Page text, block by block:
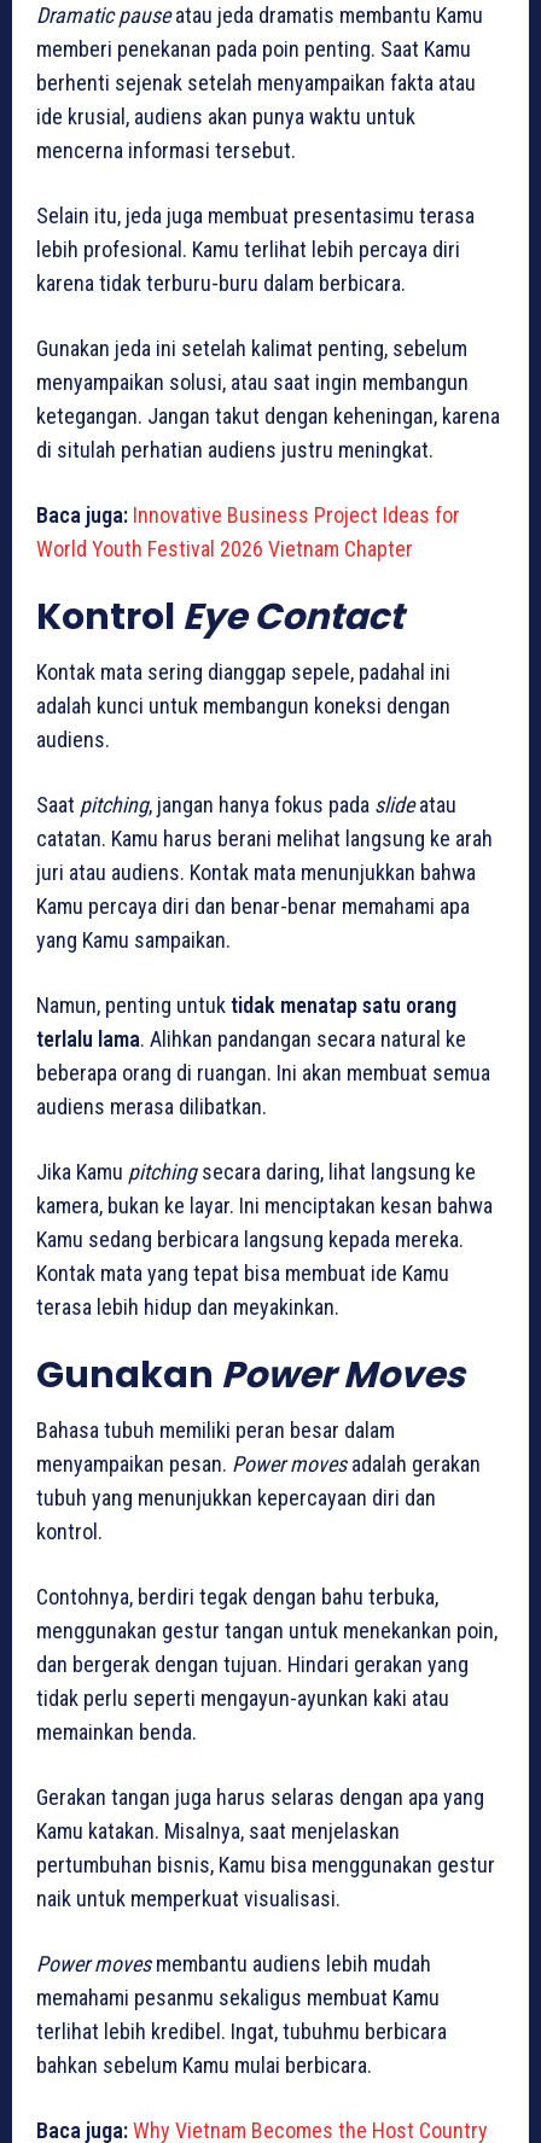
Dramatic pauseatau jeda dramatis membantu Kamu
memberi penekanan pada poin penting. Saat Kamu
berhenti sejenak setelah menyampaikan fakta atau
ide krusial, audiens akan punya waktu untuk
mencerna informasi tersebut.
Selain itu, jeda juga membuat presentasimu terasa
lebih profesional. Kamu terlihat lebih percaya diri
karena tidak terburu-buru dalam berbicara.
Gunakan jeda ini setelah kalimat penting, sebelum
menyampaikan solusi, atau saat ingin membangun
ketegangan. Jangan takut dengan keheningan, karena
di situlah perhatian audiens justru meningkat.
Baca juga: Innovative Business Project Ideas for
World Youth Festival 2026 Vietnam Chapter
Kontrol Eye Contact
Kontak mata sering dianggap sepele, padahal ini
adalah kunci untuk membangun koneksi dengan
audiens.
Saat pitching, jangan hanya fokus pada slideatau
catatan. Kamu harus berani melihat langsung ke arah
juri atau audiens. Kontak mata menunjukkan bahwa
Kamu percaya diri dan benar-benar memahami apa
yang Kamu sampaikan.
Namun, penting untuktidak menatap satu orang
terlalu lama. Alihkan pandangan secara natural ke
beberapa orang di ruangan. Ini akan membuat semua
audiens merasa dilibatkan.
Jika Kamu pitchingsecara daring, lihat langsung ke
kamera, bukan ke layar. Ini menciptakan kesan bahwa
Kamu sedang berbicara langsung kepada mereka.
Kontak mata yang tepat bisa membuat ide Kamu
terasa lebih hidup dan meyakinkan.
Gunakan Power Moves
Bahasa tubuh memiliki peran besar dalam
menyampaikan pesan. Power movesadalah gerakan
tubuh yang menunjukkan kepercayaan diri dan
kontrol.
Contohnya, berdiri tegak dengan bahu terbuka,
menggunakan gestur tangan untuk menekankan poin,
dan bergerak dengan tujuan. Hindari gerakan yang
tidak perlu seperti mengayun-ayunkan kaki atau
memainkan benda.
Gerakan tangan juga harus selaras dengan apa yang
Kamu katakan. Misalnya, saat menjelaskan
pertumbuhan bisnis, Kamu bisa menggunakan gestur
naik untuk memperkuat visualisasi.
Power movesmembantu audiens lebih mudah
memahami pesanmu sekaligus membuat Kamu
terlihat lebih kredibel. Ingat, tubuhmu berbicara
bahkan sebelum Kamu mulai berbicara.
Baca juga:Why Vietnam Becomes the Host Country